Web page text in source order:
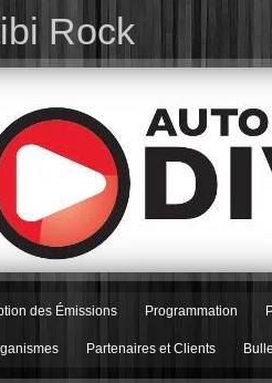
Rock
des Émissions Programmation
Partenaires et Clients